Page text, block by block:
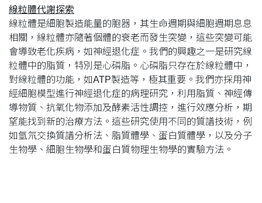
線粒體代謝探索
線粒體是細胞製造能量的胞器，其生命週期與細胞週期息息
相關，線粒體亦隨著個體的衰老而發生突變，這些突變可能
會導致老化疾病，如神經退化症。我們的興趣之一是研究線
粒體中的脂質，特別是心磷脂。心磷脂只存在於線粒體中，
對線粒體的功能，如ATP製造等，極其重要。我們亦採用神
經細胞模型進行神經退化症的病理研究，利用脂質、神經傳
導物質、抗氧化物添加及酵素活性調控，進行效應分析，期
望能找到新的治療方法。這些研究使用不同的質譜技術，例
如氫氘交換質譜分析法、脂質體學、蛋白質體學，以及分子
生物學、細胞生物學和蛋白質物理生物學的實驗方法。